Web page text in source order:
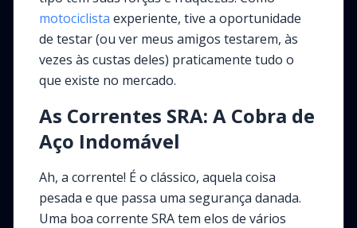
motociclista experiente, tive a oportunidade
de testar (ou ver meus amigos testarem, às
vezes às custas deles) praticamente tudo o
que existe no mercado.
As Correntes SRA: A Cobra de
Aço Indomável
Ah, a corrente! É o clássico, aquela coisa
pesada e que passa uma segurança danada.
Uma boa corrente SRA tem elos de vários